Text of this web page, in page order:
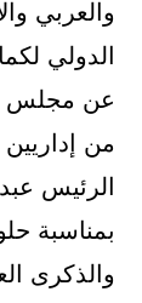
والعربي
الدولي
عن مجلس
من إداريين
الرئيس
بمناسبة
والذكرى